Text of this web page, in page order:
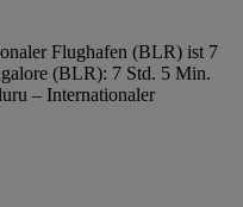
Flughafen (BLR) ist 7
(BLR): 7 Std. 5 Min.
– Internationaler